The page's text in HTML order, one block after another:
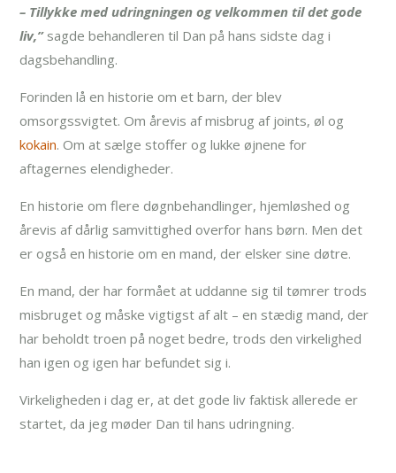
– Tillykke med udringningen og velkommen til det gode
liv,”sagde behandleren til Dan på hans sidste dag i
dagsbehandling.
Forinden lå en historie om et barn, der blev
omsorgssvigtet. Om årevis af misbrug af joints, øl og
kokain. Om at sælge stoffer og lukke øjnene for
aftagernes elendigheder.
En historie om flere døgnbehandlinger, hjemløshed og
årevis af dårlig samvittighed overfor hans børn. Men det
er også en historie om en mand, der elsker sine døtre.
En mand, der har formået at uddanne sig til tømrer trods
misbruget og måske vigtigst af alt – en stædig mand, der
har beholdt troen på noget bedre, trods den virkelighed
han igen og igen har befundet sig i.
Virkeligheden i dag er, at det gode liv faktisk allerede er
startet, da jeg møder Dan til hans udringning.